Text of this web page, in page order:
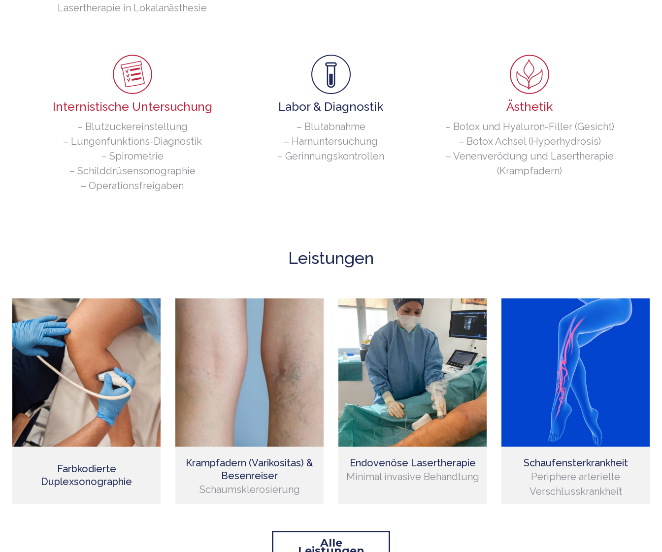
Lasertherapie in Lokalanästhesie
Internistische Untersuchung
– Blutzuckereinstellung
– Lungenfunktions-Diagnostik
– Spirometrie
– Schilddrüsensonographie
– Operationsfreigaben
Labor & Diagnostik
– Blutabnahme
– Harnuntersuchung
– Gerinnungskontrollen
Ästhetik
– Botox und Hyaluron-Filler (Gesicht)
– Botox Achsel (Hyperhydrosis)
– Venenverödung und Lasertherapie
(Krampfadern)
Leistungen
Farbkodierte
Duplexsonographie
Krampfadern (Varikositas) &
Besenreiser
Schaumsklerosierung
Endovenöse Lasertherapie
Minimal invasive Behandlung
Schaufensterkrankheit
Periphere arterielle
Verschlusskrankheit
Alle